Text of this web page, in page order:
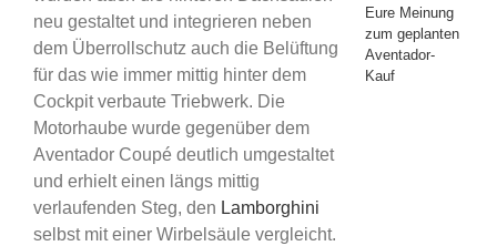
neu gestaltet und integrieren neben
dem Überrollschutz auch die Belüftung
für das wie immer mittig hinter dem
Cockpit verbaute Triebwerk. Die
Motorhaube wurde gegenüber dem
Aventador Coupé deutlich umgestaltet
und erhielt einen längs mittig
verlaufenden Steg, den Lamborghini
selbst mit einer Wirbelsäule vergleicht.
Eure Meinung
zum geplanten
Aventador-
Kauf